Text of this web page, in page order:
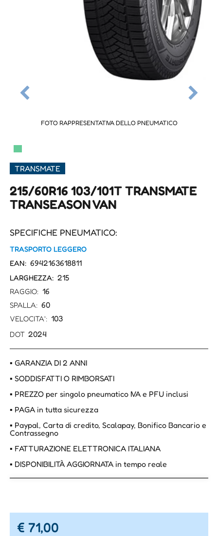
FOTO RAPPRESENTATIVA DELLO PNEUMATICO
▀
TRANSMATE
215/60R16 103/101T TRANSMATE
TRANSEASON VAN
SPECIFICHE PNEUMATICO:
TRASPORTO LEGGERO
EAN: 6942163618811
LARGHEZZA: 215
RAGGIO: 16
SPALLA: 60
VELOCITA': 103
DOT 2024
▪ GARANZIA DI 2 ANNI
▪ SODDISFATTI O RIMBORSATI
▪ PREZZO per singolo pneumatico IVA e PFU inclusi
▪ PAGA in tutta sicurezza
▪ Paypal, Carta di credito, Scalapay, Bonifico Bancario e
Contrassegno
▪ FATTURAZIONE ELETTRONICA ITALIANA
▪ DISPONIBILITÀ AGGIORNATA in tempo reale
€ 71,00